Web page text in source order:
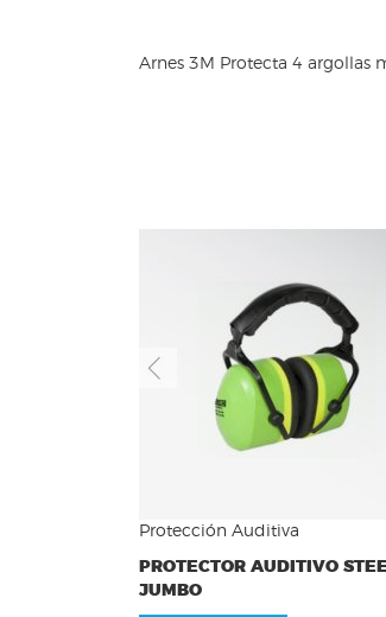
Arnes 3M Protecta 4 argollas
Protección Auditiva
PROTECTOR AUDITIVO
JUMBO
Previous